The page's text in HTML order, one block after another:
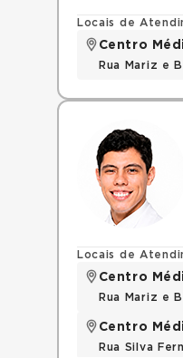
Locais de
Centro
Rua Mariz e
Locais de
Centro
Rua Mariz e
Centro
Rua Silva